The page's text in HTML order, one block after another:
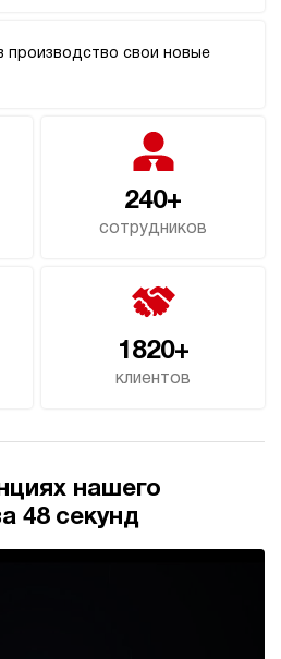
производство свои новые
240+
сотрудников
1820+
клиентов
нашего
48 секунд